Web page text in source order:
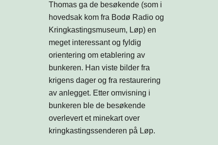
Thomas ga de besøkende (som i
hovedsak kom fra Bodø Radio og
Kringkastingsmuseum, Løp) en
meget interessant og fyldig
orientering om etablering av
bunkeren. Han viste bilder fra
krigens dager og fra restaurering
av anlegget. Etter omvisning i
bunkeren ble de besøkende
overlevert et minekart over
kringkastingssenderen på Løp.